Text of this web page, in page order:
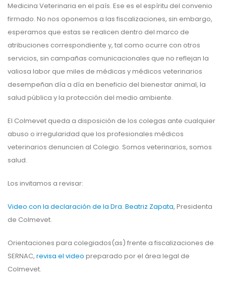
Medicina Veterinaria en el país. Ese es el espíritu del convenio
firmado. No nos oponemos a las fiscalizaciones, sin embargo,
esperamos que estas se realicen dentro del marco de
atribuciones correspondiente y, tal como ocurre con otros
servicios, sin campañas comunicacionales que no reflejan la
valiosa labor que miles de médicas y médicos veterinarios
desempeñan día a día en beneficio del bienestar animal, la
salud pública y la protección del medio ambiente.
El Colmevet queda a disposición de los colegas ante cualquier
abuso o irregularidad que los profesionales médicos
veterinarios denuncien al Colegio. Somos veterinarios, somos
salud.
Los invitamos a revisar:
Video con la declaración de la Dra. Beatriz Zapata, Presidenta
de Colmevet.
Orientaciones para colegiados(as) frente a fiscalizaciones de
SERNAC, revisa el video preparado por el área legal de
Colmevet.